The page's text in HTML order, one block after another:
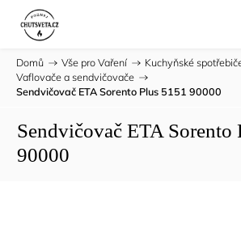
Domů / Vše pro Vaření / Kuchyňské
Vaflovače a sendvičovače /
Sendvičovač ETA Sorento Plus 5151 90000
Sendvičovač ETA Sorento
90000